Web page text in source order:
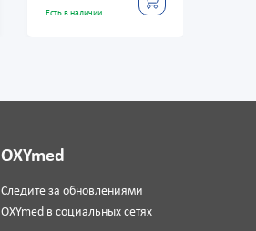
Есть в наличии
OXYmed
Следите за обновлениями
OXYmed в социальных сетях